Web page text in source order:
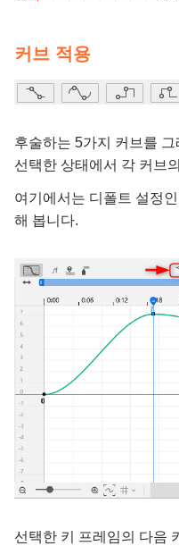
커브 적용
후술하는 5가지 커브를
선택한 상태에서 각 커브
여기에서는 디폴트 설정
해 봅니다.
선택한 키 프레임의 다음